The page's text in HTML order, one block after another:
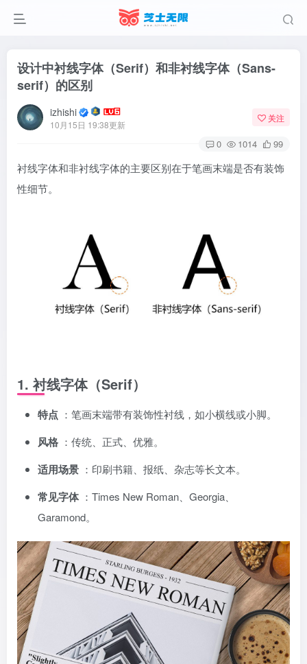
设计中衬线字体（Serif）和非衬线字体（Sans-
serif）的区别
izhishi
10月15日 19:38更新
关注
0 1014 99
衬线字体和非衬线字体的主要区别在于笔画末端是否有装饰
性细节。
1. 衬线字体（Serif）
特点 ：笔画末端带有装饰性衬线，如小横线或小脚。
风格 ：传统、正式、优雅。
适用场景 ：印刷书籍、报纸、杂志等长文本。
常见字体 ：Times New Roman、Georgia、
Garamond。